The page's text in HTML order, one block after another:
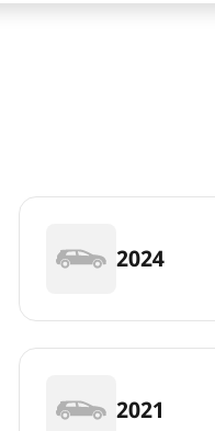
2024
2021